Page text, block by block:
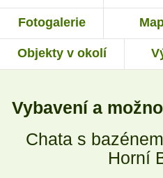
Fotogalerie
Objekty v okolí
Vybavení a
Chata s
Horní